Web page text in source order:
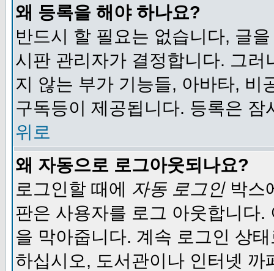
왜 등록을 해야 하나요?
반드시 할 필요는 없습니다, 글
시판 관리자가 결정합니다. 그
지 않는 부가 기능들, 아바타, 비
구독등이 제공됩니다. 등록은
위로
왜 자동으로 로그아웃되나요?
로그인할 때에 자동 로그인박스
판은 사용자를 로그 아웃합니다
을 막아줍니다. 계속 로그인 상
하십시오, 도서관이나 인터넷